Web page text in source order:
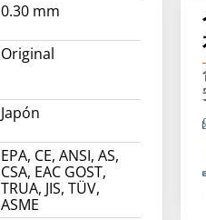
0.30 mm
Original
Japón
EPA, CE, ANSI, AS,
CSA, EAC GOST,
TRUA, JIS, TÜV,
ASME